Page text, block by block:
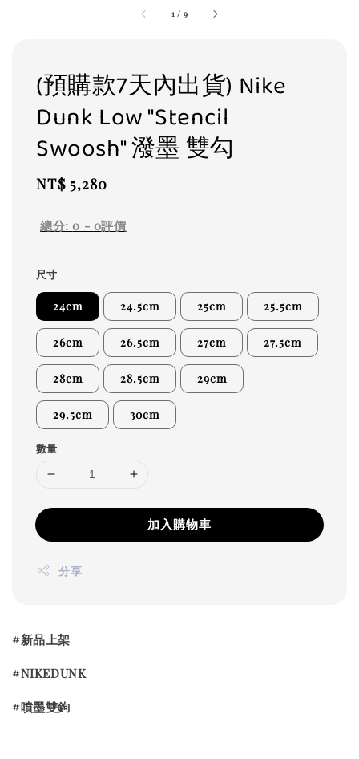
1 / 9
(預購款7天內出貨) Nike
Dunk Low "Stencil
Swoosh" 潑墨 雙勾
Regular
NT$ 5,280
總分: 0 - 0評價
尺寸
24cm 24.5cm 25cm 25.5cm
26cm 26.5cm 27cm 27.5cm
28cm 28.5cm 29cm
29.5cm 30cm
數量
加入購物車
分享
#新品上架
#NIKEDUNK
#噴墨雙鉤